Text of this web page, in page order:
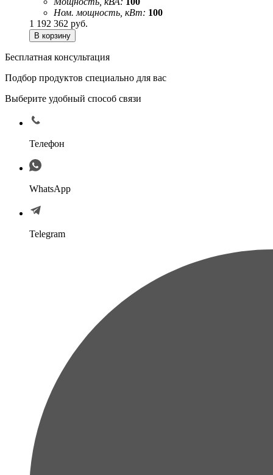
Ном. мощность, кВт: 100
1 192 362 руб.
Бесплатная консультация
Подбор продуктов специально для вас
Выберите удобный способ связи
Телефон
WhatsApp
Telegram